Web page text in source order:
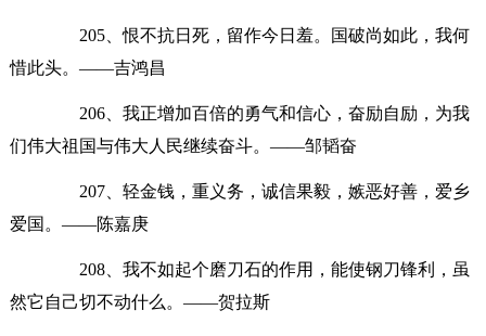
205、恨不抗日死，留作今日羞。国破尚如此，我何
惜此头。——吉鸿昌
206、我正增加百倍的勇气和信心，奋励自励，为我
们伟大祖国与伟大人民继续奋斗。——邹韬奋
207、轻金钱，重义务，诚信果毅，嫉恶好善，爱乡
爱国。——陈嘉庚
208、我不如起个磨刀石的作用，能使钢刀锋利，虽
然它自己切不动什么。——贺拉斯